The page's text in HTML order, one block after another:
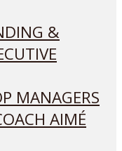
&
MANAGERS
AIMÉ